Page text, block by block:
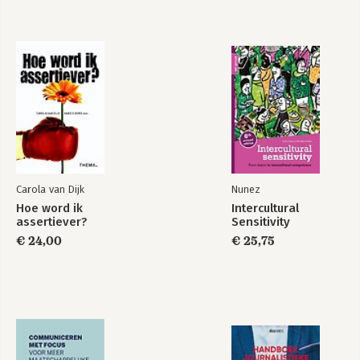
Carola van Dijk
Hoe word ik
assertiever?
€ 24,00
Nunez
Intercultural
Sensitivity
€ 25,75